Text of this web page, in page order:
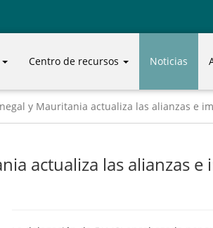
Centro de recursos Noticias
y Mauritania actualiza las alianzas e
actualiza las alianzas e